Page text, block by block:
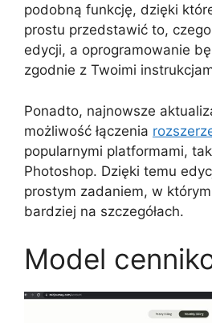
podobną funkcję, dzięki
prostu przedstawić to,
edycji, a oprogramowanie
zgodnie z Twoimi
Ponadto, najnowsze
możliwość łączenia
popularnymi platformami,
Photoshop. Dzięki temu
prostym zadaniem, w
bardziej na szczegółach.
Model